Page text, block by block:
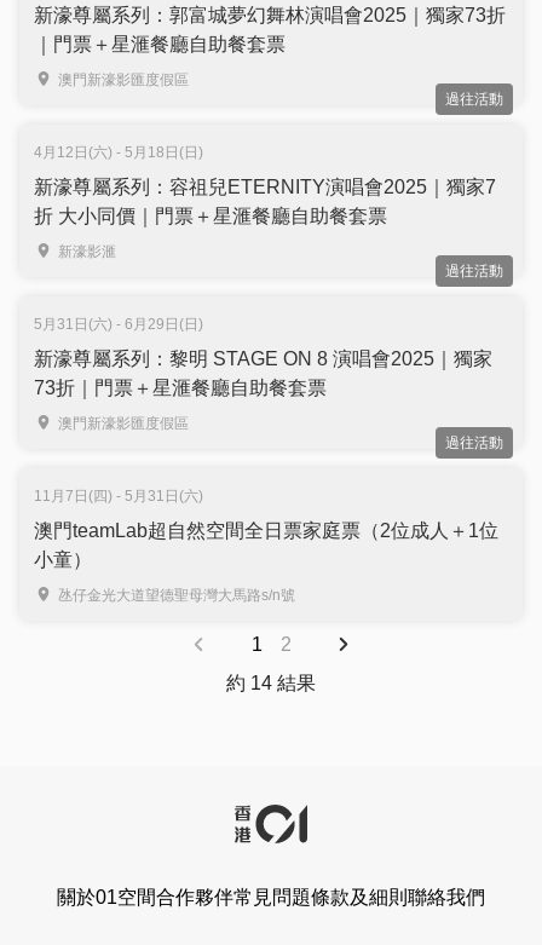
新濠尊屬系列：郭富城夢幻舞林演唱會2025｜獨家73折
｜門票＋星滙餐廳自助餐套票
澳門新濠影匯度假區
過往活動
4月12日(六) - 5月18日(日)
新濠尊屬系列：容祖兒ETERNITY演唱會2025｜獨家7
折 大小同價｜門票＋星滙餐廳自助餐套票
新濠影滙
過往活動
5月31日(六) - 6月29日(日)
新濠尊屬系列：黎明 STAGE ON 8 演唱會2025｜獨家
73折｜門票＋星滙餐廳自助餐套票
澳門新濠影匯度假區
過往活動
11月7日(四) - 5月31日(六)
澳門teamLab超自然空間全日票家庭票（2位成人＋1位
小童）
氹仔金光大道望德聖母灣大馬路s/n號
1
2
約 14 結果
關於01空間合作夥伴常見問題條款及細則 聯絡我們